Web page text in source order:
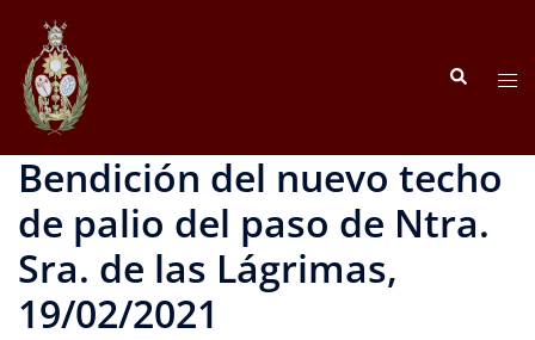
contenido
Buscar
Bendición del nuevo techo
de palio del paso de Ntra.
Sra. de las Lágrimas,
19/02/2021